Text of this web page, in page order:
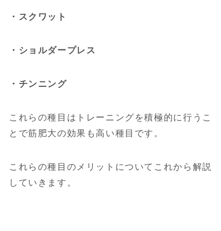
・スクワット
・ショルダープレス
・チンニング
これらの種目はトレーニングを積極的に行うこ
とで筋肥大の効果も高い種目です。
これらの種目のメリットについてこれから解説
していきます。